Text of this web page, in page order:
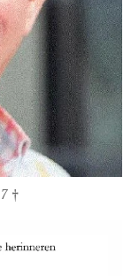
†